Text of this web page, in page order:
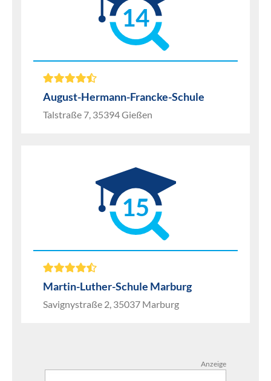
14
August-Hermann-Francke-Schule
Talstraße 7, 35394 Gießen
15
Martin-Luther-Schule Marburg
Savignystraße 2, 35037 Marburg
Anzeige